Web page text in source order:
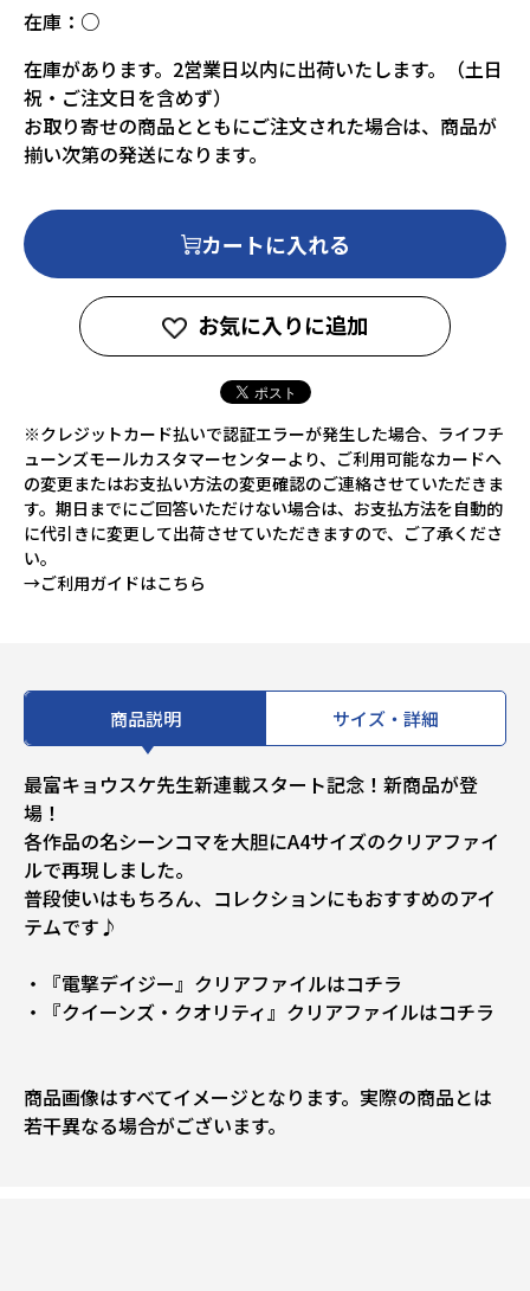
在庫： ○
在庫があります。2営業日以内に出荷いたします。（土日
祝・ご注文日を含めず）
お取り寄せの商品とともにご注文された場合は、商品が
揃い次第の発送になります。
カートに入れる
お気に入りに追加
※クレジットカード払いで認証エラーが発生した場合、ライフチ
ューンズモールカスタマーセンターより、ご利用可能なカードへ
の変更またはお支払い方法の変更確認のご連絡させていただきま
す。期日までにご回答いただけない場合は、お支払方法を自動的
に代引きに変更して出荷させていただきますので、ご了承くださ
い。
→ご利用ガイドはこちら
商品説明 サイズ・詳細
最富キョウスケ先生新連載スタート記念！新商品が登
場！
各作品の名シーンコマを大胆にA4サイズのクリアファイ
ルで再現しました。
普段使いはもちろん、コレクションにもおすすめのアイ
テムです♪
・『電撃デイジー』クリアファイルはコチラ
・『クイーンズ・クオリティ』クリアファイルはコチラ
商品画像はすべてイメージとなります。実際の商品とは
若干異なる場合がございます。